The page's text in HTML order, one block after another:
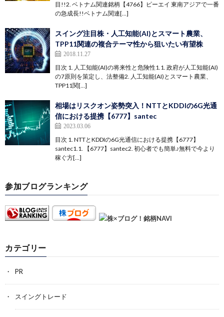
目!!2. ベトナム関連銘柄【4766】ピーエイ 東南アジアで一番
の急成長!!ベトナム関連[…]
スイング注目株・人工知能(AI)とスマート農業、
TPP11関連の複合テーマ性から狙いたい有望株
2018.11.27
目次 1. 人工知能(AI)の将来性と危険性1.1. 政府が人工知能(AI)
の7原則を策定し、法整備2. 人工知能(AI)とスマート農業、
TPP11関[…]
相場はリスクオン姿勢突入！NTTとKDDIの6G光通
信における提携【6777】santec
2023.03.06
目次 1. NTTとKDDIの6G光通信における提携【6777】
santec1.1. 【6777】santec2. 初心者でも簡単♪無料で今より
稼ぐ方[…]
参加ブログランキング
カテゴリー
PR
スイングトレード